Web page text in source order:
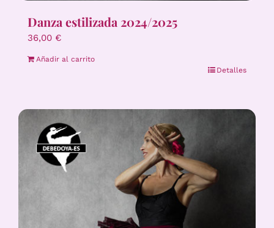
Danza estilizada 2024/2025
36,00 €
Añadir al carrito
Detalles